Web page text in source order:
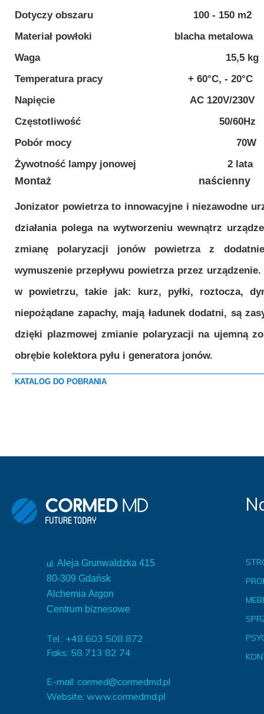
KATALOG DO POBRANIA
Dotyczy obszaru 100 - 150 m2
Materiał powłoki blacha metalowa
Waga 15,5 kg
Temperatura pracy + 60°C, - 20°C
Napięcie AC 120V/230V
Częstotliwość 50/60Hz
Pobór mocy 70W
Żywotność lampy jonowej 2 lata
Montaż naścienny
Jonizator powietrza to innowacyjne i niezawodne
działania polega na wytworzeniu wewnątrz
zmianę polaryzacji jonów powietrza z
wymuszenie przepływu powietrza przez
w powietrzu, takie jak: kurz, pyłki, roztocza,
niepożądane zapachy, mają ładunek dodatni, są
dzięki plazmowej zmianie polaryzacji na ujemną
obrębie kolektora pyłu i generatora jonów.
ul. Aleja Grunwaldzka 415
80-309 Gdańsk
Alchemia Argon
Centrum biznesowe
Tel.: +48 603 508 872
Faks: 58 713 82 74
E-mail: cormed@cormedmd.pl
Website: www.cormedmd.pl